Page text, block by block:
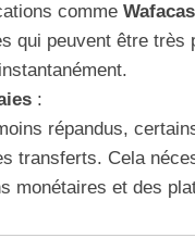
comme
qui peuvent être
:
répandus,
transferts. Cela
monétaires et des